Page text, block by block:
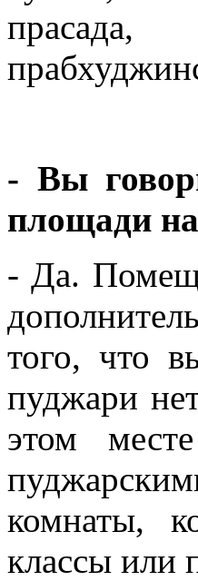
- Вы
площади
- Да.
того, что
пуджари
этом
комнаты,
классы или